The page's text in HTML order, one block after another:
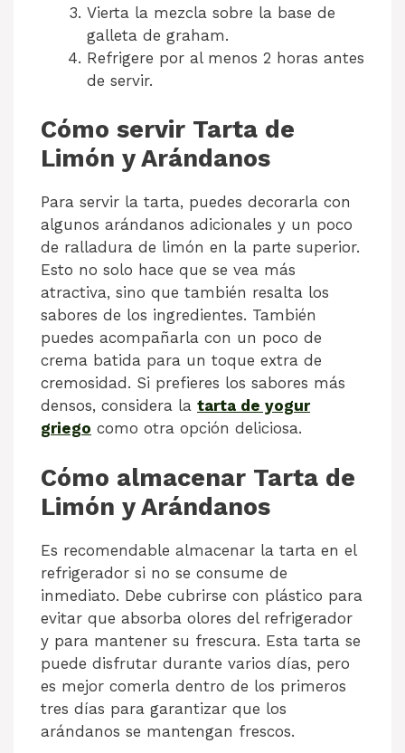
Vierta la mezcla sobre la base de
galleta de graham.
Refrigere por al menos 2 horas antes
de servir.
Cómo servir Tarta de
Limón y Arándanos
Para servir la tarta, puedes decorarla con
algunos arándanos adicionales y un poco
de ralladura de limón en la parte superior.
Esto no solo hace que se vea más
atractiva, sino que también resalta los
sabores de los ingredientes. También
puedes acompañarla con un poco de
crema batida para un toque extra de
cremosidad. Si prefieres los sabores más
densos, considera la tarta de yogur
griego como otra opción deliciosa.
Cómo almacenar Tarta de
Limón y Arándanos
Es recomendable almacenar la tarta en el
refrigerador si no se consume de
inmediato. Debe cubrirse con plástico para
evitar que absorba olores del refrigerador
y para mantener su frescura. Esta tarta se
puede disfrutar durante varios días, pero
es mejor comerla dentro de los primeros
tres días para garantizar que los
arándanos se mantengan frescos.